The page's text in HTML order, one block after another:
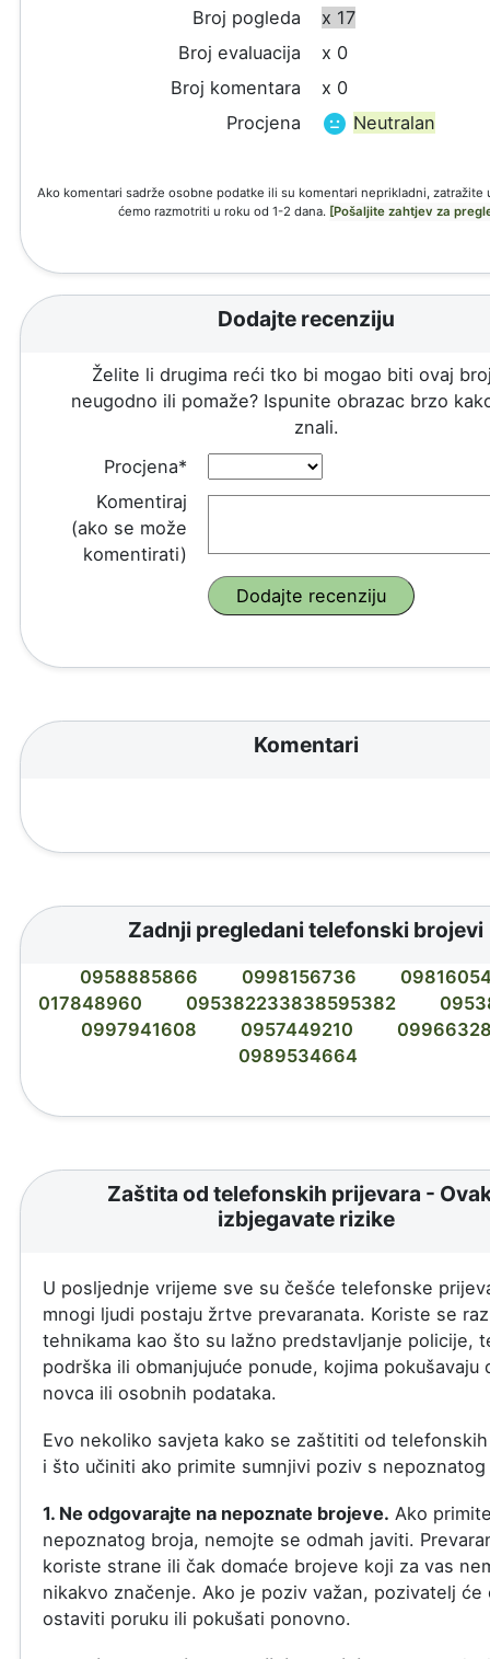
Broj pogleda
x 17
Broj evaluacija
x 0
Broj komentara
x 0
Procjena
Neutralan
Ako komentari sadrže osobne podatke ili su komentari neprikladni, zatražite
ćemo razmotriti u roku od 1-2 dana. [Pošaljite zahtjev za
Dodajte recenziju
Želite li drugima reći tko bi mogao biti ovaj
neugodno ili pomaže? Ispunite obrazac brzo
znali.
Procjena*
Komentiraj
(ako se može
komentirati)
Komentari
Zadnji pregledani telefonski brojevi
0958885866 0998156736
017848960
095382233838595382
0997941608
0957449210
0989534664
Zaštita od telefonskih prijevara -
izbjegavate rizike
U posljednje vrijeme sve su češće telefonske
mnogi ljudi postaju žrtve prevaranata. Koriste se
tehnikama kao što su lažno predstavljanje policije,
podrška ili obmanjujuće ponude, kojima pokušavaju
novca ili osobnih podataka.
Evo nekoliko savjeta kako se zaštititi od
i što učiniti ako primite sumnjivi poziv s nepoznatog
1. Ne odgovarajte na nepoznate brojeve. Ako
nepoznatog broja, nemojte se odmah javiti.
koriste strane ili čak domaće brojeve koji za vas
nikakvo značenje. Ako je poziv važan, pozivatelj će
ostaviti poruku ili pokušati ponovno.